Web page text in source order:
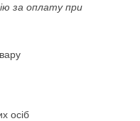
за оплату при
осіб